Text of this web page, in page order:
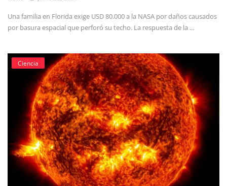
Una familia en Florida exige USD 80.000 a la NASA por daños causados
por basura espacial que perforó su techo. La respuesta de la ...
Ciencia